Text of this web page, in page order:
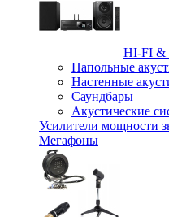
HI-FI &
Напольные
Настенные
Саундбары
Акустические
Усилители мощности
Мегафоны